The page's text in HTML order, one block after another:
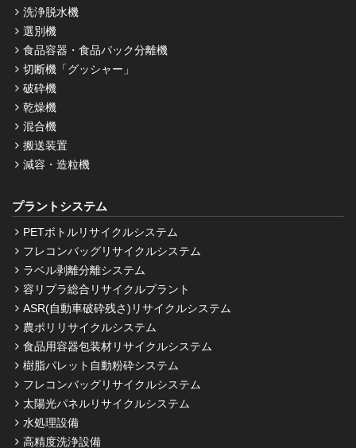
洗浄脱水機
選別機
食品容器・食品パック分離機
切断機「グッシャー」
破砕機
乾燥機
混合機
搬送装置
減容・造粒機
プラントシステム
PETボトルリサイクルシステム
フレコンバッグリサイクルシステム
ラベル剥離分離システム
容リプラ総合リサイクルプラント
ASR(自動車破砕残さ)リサイクルシステム
農ポリリサイクルシステム
食品用容器包装材リサイクルシステム
樹脂パレット自動粉砕システム
フレコンバッグリサイクルシステム
太陽光パネルリサイクルシステム
水処理設備
高精度洗浄設備